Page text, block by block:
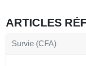
ARTICLES
Survie (CFA)